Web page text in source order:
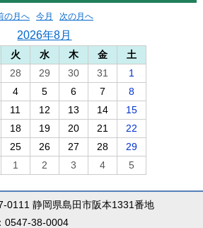
の月へ 今月 次の月へ
2026年8月
火 水 木 金
土
28 29 30 31
1
4 5 6 7
8
11 12 13 14
15
18 19 20 21
22
25 26 27 28
29
1 2 3 4 5
0111 静岡県島田市阪本1331番地
0547-38-0004